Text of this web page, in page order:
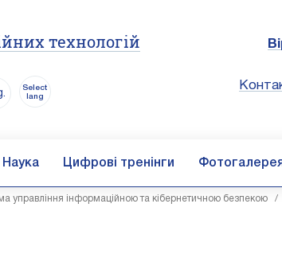
технологій
Select
lang
Наука Цифрові тренінги Фотогалерея
управління інформаційною та кібернетичною безпекою /